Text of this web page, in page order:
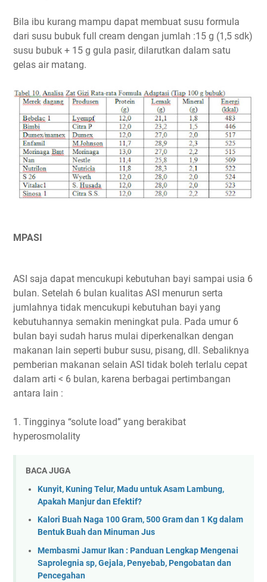
Bila ibu kurang mampu dapat membuat susu formula
dari susu bubuk full cream dengan jumlah :15 g (1,5 sdk)
susu bubuk + 15 g gula pasir, dilarutkan dalam satu
gelas air matang.
MPASI
ASI saja dapat mencukupi kebutuhan bayi sampai usia 6
bulan. Setelah 6 bulan kualitas ASI menurun serta
jumlahnya tidak mencukupi kebutuhan bayi yang
kebutuhannya semakin meningkat pula. Pada umur 6
bulan bayi sudah harus mulai diperkenalkan dengan
makanan lain seperti bubur susu, pisang, dll. Sebaliknya
pemberian makanan selain ASI tidak boleh terlalu cepat
dalam arti < 6 bulan, karena berbagai pertimbangan
antara lain :
1. Tingginya “solute load” yang berakibat
hyperosmolality
BACA JUGA
Kunyit, Kuning Telur, Madu untuk Asam Lambung,
Apakah Manjur dan Efektif?
Kalori Buah Naga 100 Gram, 500 Gram dan 1 Kg dalam
Bentuk Buah dan Minuman Jus
Membasmi Jamur Ikan : Panduan Lengkap Mengenai
Saprolegnia sp, Gejala, Penyebab, Pengobatan dan
Pencegahan